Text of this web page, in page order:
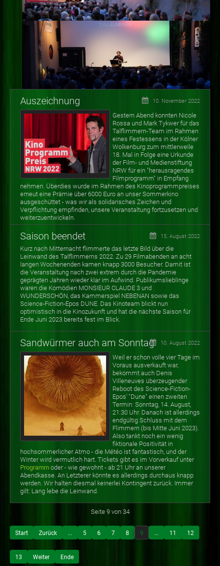
Auszeichnung 10. November 2022
Gestern Abend konnten Nicole
Rossa und Mark Tykwer für das
Talflimmern-Team im Rahmen
eines Festessens in der Kölner
Wolkenburg zum mittlerweile
18. Mal in Folge eine Urkunde
der Film- und Medienstiftung
NRW für ein "herausragendes
Filmprogramm" in Empfang
nehmen. Überdies wurde im Rahmen des Kinoprogrammpreises
erneut eine Prämie über 6000 Euro an unser Sommerkino
ausgeschüttet - was wir als solidarisches Zeichen und
Verpflichtung empfinden, unsere Veranstaltung fortzusetzen und
weiterzuentwickeln.
Saison beendet 15. August 2022
Kurz nach Mitternacht flimmerte das letzte Bild über die
Leinwand des Talflimmerns 2022. Zu 29 Filmabenden an acht
langen Wochenenden kamen knapp 3000 Besucher. Damit ist
die Veranstaltung nach zwei extrem durch die Pandemie
geprägten Jahren wieder klar im Aufwind. Publikumslieblinge
waren die Komödien MONSIEUR CLAUDE 3 und
WUNDERSCHÖN, das Kammerspiel NEBENAN sowie das
Science-Fiction-Epos DUNE. Das Kinoteam blickt nun
optimistisch in die Kinozukunft und hat die nächste Saison für
Ende Juni 2023 bereits fest im Blick.
Sandwürmer auch am Sonntag 10. August 2022
Weil er schon volle vier Tage im
Voraus ausverkauft war,
bekommt auch Denis
Villeneuves überzeugender
Reboot des Science-Fiction-
Epos' "Dune" einen zweiten
Termin: Sonntag, 14. August,
21:30 Uhr. Danach ist allerdings
endgültig Schluss mit dem
Flimmern (bis Mitte Juni 2023).
Also tankt noch ein wenig
fiktionale Positivität in
hochsommerlicher Atmo - die Météo ist fantastisch, und der
Winter wird vermutlich hart. Tickets gibt es im Vorverkauf unter
Programm oder - wie gewohnt - ab 21 Uhr an unserer
Abendkasse. An Letzterer könnte es allerdings durchaus knapp
werden. Wir halten diesmal keinerlei Kontingent zurück. Immer
gilt: Lang lebe die Leinwand.
Seite 9 von 34
Start Zurück ... 5 6 7 8 9 ... 11 12
13 Weiter Ende